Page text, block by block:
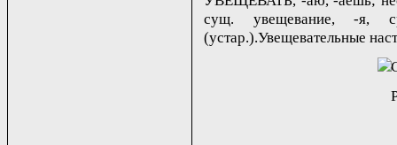
сущ. увещевание, -я,
(устар.).Увещевательные